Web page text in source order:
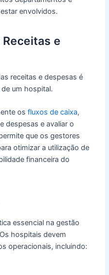
envolvidos.
e
receitas e despesas é
de um hospital.
osfluxos de caixa,
despesas e avaliar o
que os gestores
otimizar a utilização de
financeira do
essencial na gestão
hospitais devem
operacionais, incluindo: